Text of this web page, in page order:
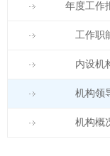
年度工作
工作职
内设机
机构领
机构概